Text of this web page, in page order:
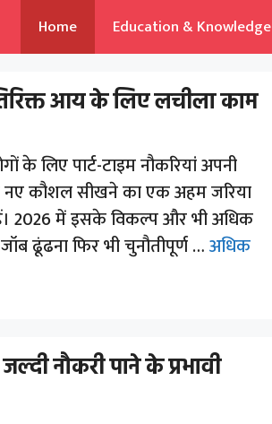
Home Education & Knowledge
आय के लिए लचीला काम
के लिए पार्ट-टाइम नौकरियां अपनी
कौशल सीखने का एक अहम जरिया
2026 में इसके विकल्प और भी अधिक
ढूंढना फिर भी चुनौतीपूर्ण …अधिक
नौकरी पाने के प्रभावी